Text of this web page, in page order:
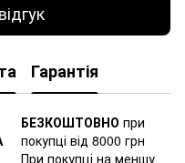
Гарантія
БЕЗКОШТОВНО при
покупці від 8000 грн
При покупці на меншу